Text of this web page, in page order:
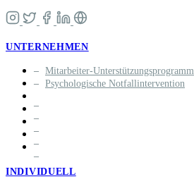
UNTERNEHMEN
Mitarbeiter-Unterstützungsprogramm
Psychologische Notfallintervention
INDIVIDUELL